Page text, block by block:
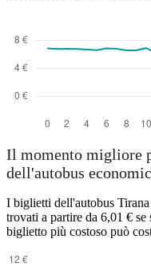
Il momento migliore
dell'autobus
I biglietti dell'autobus
trovati a partire da 6,01 €
biglietto più costoso può